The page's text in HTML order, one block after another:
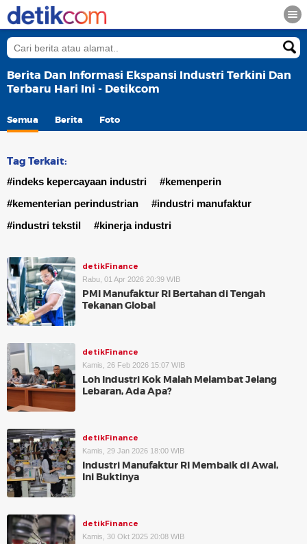
Berita Dan Informasi Ekspansi Industri Terkini Dan
Terbaru Hari Ini - Detikcom
Semua Berita Foto
Tag Terkait:
#indeks kepercayaan industri
#kemenperin
#kementerian perindustrian
#industri manufaktur
#industri tekstil
#kinerja industri
detikFinance
Rabu, 01 Apr 2026 20:39 WIB
PMI Manufaktur RI Bertahan di Tengah
Tekanan Global
detikFinance
Kamis, 26 Feb 2026 15:07 WIB
Loh Industri Kok Malah Melambat Jelang
Lebaran, Ada Apa?
detikFinance
Kamis, 29 Jan 2026 18:00 WIB
Industri Manufaktur RI Membaik di Awal,
Ini Buktinya
detikFinance
Kamis, 30 Okt 2025 20:08 WIB